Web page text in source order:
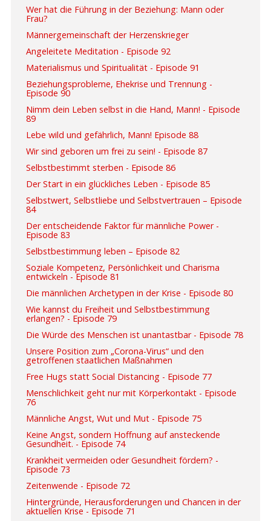
Wer hat die Führung in der Beziehung: Mann oder
Frau?
Männergemeinschaft der Herzenskrieger
Angeleitete Meditation - Episode 92
Materialismus und Spiritualität - Episode 91
Beziehungsprobleme, Ehekrise und Trennung -
Episode 90
Nimm dein Leben selbst in die Hand, Mann! - Episode
89
Lebe wild und gefährlich, Mann! Episode 88
Wir sind geboren um frei zu sein! - Episode 87
Selbstbestimmt sterben - Episode 86
Der Start in ein glückliches Leben - Episode 85
Selbstwert, Selbstliebe und Selbstvertrauen – Episode
84
Der entscheidende Faktor für männliche Power -
Episode 83
Selbstbestimmung leben – Episode 82
Soziale Kompetenz, Persönlichkeit und Charisma
entwickeln - Episode 81
Die männlichen Archetypen in der Krise - Episode 80
Wie kannst du Freiheit und Selbstbestimmung
erlangen? - Episode 79
Die Würde des Menschen ist unantastbar - Episode 78
Unsere Position zum „Corona-Virus“ und den
getroffenen staatlichen Maßnahmen
Free Hugs statt Social Distancing - Episode 77
Menschlichkeit geht nur mit Körperkontakt - Episode
76
Männliche Angst, Wut und Mut - Episode 75
Keine Angst, sondern Hoffnung auf ansteckende
Gesundheit. - Episode 74
Krankheit vermeiden oder Gesundheit fördern? -
Episode 73
Zeitenwende - Episode 72
Hintergründe, Herausforderungen und Chancen in der
aktuellen Krise - Episode 71